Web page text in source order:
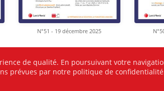
N°51 - 19 décembre 2025
de qualité. En poursuivant votre
prévues par notre politique de